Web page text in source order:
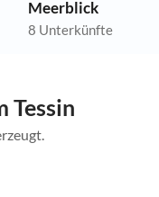
Meerblick
8 Unterkünfte
Tessin